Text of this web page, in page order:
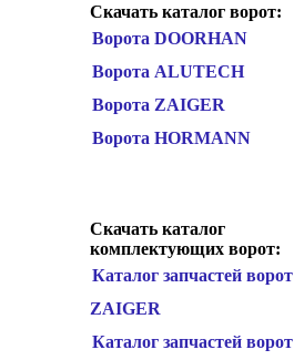
Скачать каталог ворот:
Ворота DOORHAN
Ворота ALUTECH
Ворота ZAIGER
Ворота HORMANN
Скачать каталог
комплектующих ворот:
Каталог запчастей ворот
ZAIGER
Каталог запчастей ворот